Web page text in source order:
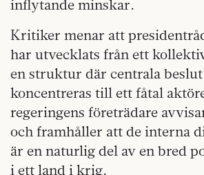
inflytande minskar.
Kritiker menar att
har utvecklats från ett
en struktur där centrala
koncentreras till ett fåtal
regeringens företrädare
och framhåller att de interna
är en naturlig del av en bred
i ett land i krig.